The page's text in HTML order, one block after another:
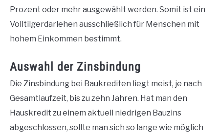
Prozent oder mehr ausgewählt werden. Somit ist ein
Volltilgerdarlehen ausschließlich für Menschen mit
hohem Einkommen bestimmt.
Auswahl der Zinsbindung
Die Zinsbindung bei Baukrediten liegt meist, je nach
Gesamtlaufzeit, bis zu zehn Jahren. Hat man den
Hauskredit zu einem aktuell niedrigen Bauzins
abgeschlossen, sollte man sich so lange wie möglich